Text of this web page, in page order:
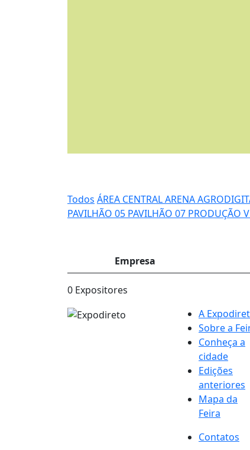
Todos ÁREA CENTRALARENA
PAVILHÃO 05 PAVILHÃO 07 PRODUÇÃO
Empresa
0 Expositores
A
Sobre a
Conheça a
cidade
Edições
anteriores
Mapa da
Feira
Contatos